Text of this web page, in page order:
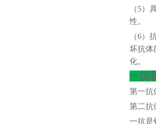
（5）
性。
（6）
坏抗体
化。
一抗
第一抗
第二抗
一抗是